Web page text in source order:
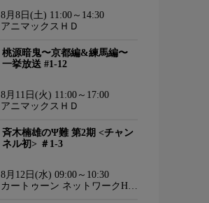
8月8日(土) 11:00～14:30
アニマックスＨＤ
桃源暗鬼〜京都編&練馬編〜
一挙放送 #1-12
8月11日(火) 11:00～17:00
アニマックスＨＤ
斉木楠雄のΨ難 第2期 <チャン
ネル初> ＃1-3
8月12日(水) 09:00～10:30
カートゥーン ネットワークHD